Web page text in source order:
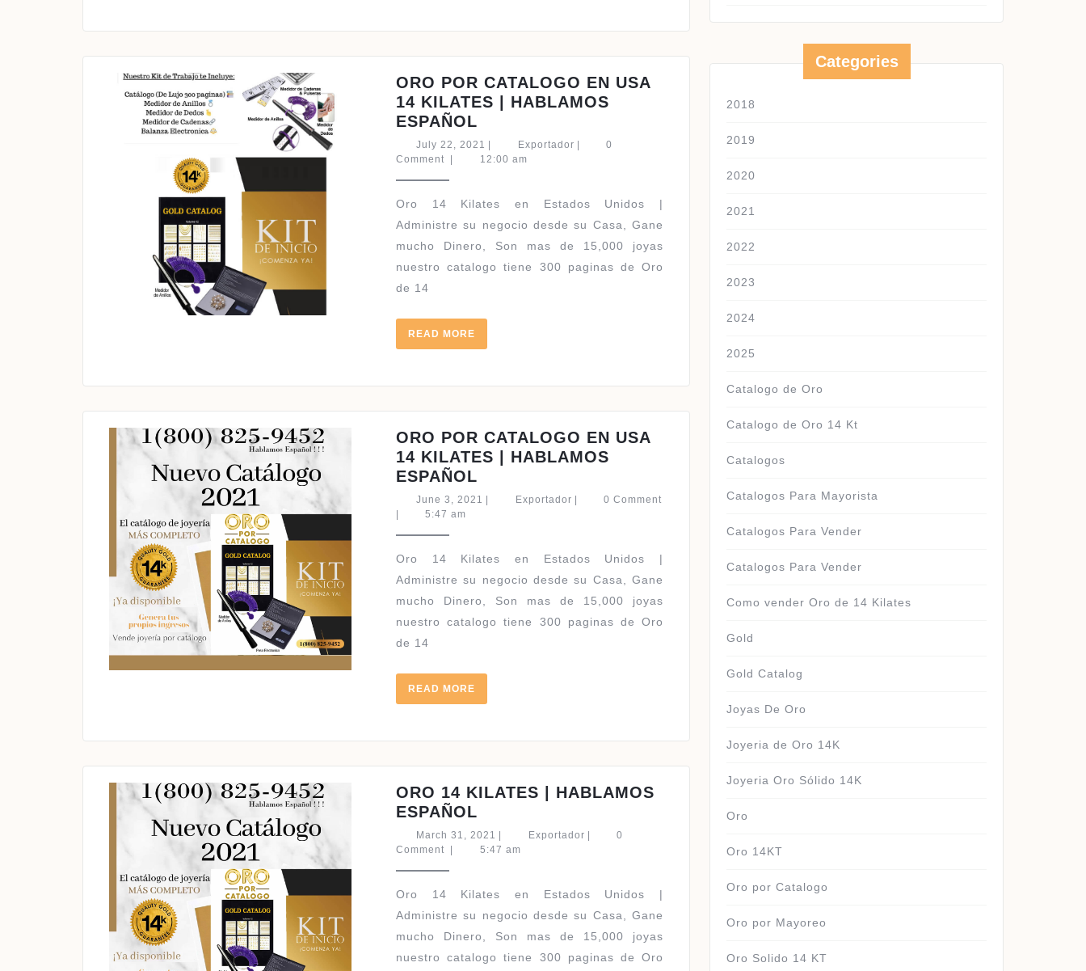
ORO POR CATALOGO EN USA
14 KILATES | HABLAMOS
ESPAÑOL
POR
CATALOGO
USA
KILATES
HABLAMOS
July 22, 2021 July
22,
ExportadorExportador
0
Comment
12:00 am
Oro 14 Kilates en Estados Unidos |
Administre su negocio desde su Casa, Gane
mucho Dinero, Son mas de 15,000 joyas
nuestro catalogo tiene 300 paginas de Oro
de 14
READ MORE
MORE
ORO POR CATALOGO EN USA
14 KILATES | HABLAMOS
ESPAÑOL
POR
USA
KILATES
HABLAMOS
June 3, 2021 June
ExportadorExportador0 Comment
5:47 am
Oro 14 Kilates en Estados Unidos |
Administre su negocio desde su Casa, Gane
mucho Dinero, Son mas de 15,000 joyas
nuestro catalogo tiene 300 paginas de Oro
de 14
READ MORE
MORE
ORO 14 KILATES | HABLAMOS
ESPAÑOL
14
KILATES
HABLAMOS
ESPAÑOL
March 31, 2021 March
31,
ExportadorExportador
0
Comment
5:47 am
Oro 14 Kilates en Estados Unidos |
Administre su negocio desde su Casa, Gane
mucho Dinero, Son mas de 15,000 joyas
nuestro catalogo tiene 300 paginas de Oro
Categories
2018
2019
2020
2021
2022
2023
2024
2025
Catalogo de Oro
Catalogo de Oro 14 Kt
Catalogos
Catalogos Para Mayorista
Catalogos Para Vender
Catalogos Para Vender
Como vender Oro de 14 Kilates
Gold
Gold Catalog
Joyas De Oro
Joyeria de Oro 14K
Joyeria Oro Sólido 14K
Oro
Oro 14KT
Oro por Catalogo
Oro por Mayoreo
Oro Solido 14 KT